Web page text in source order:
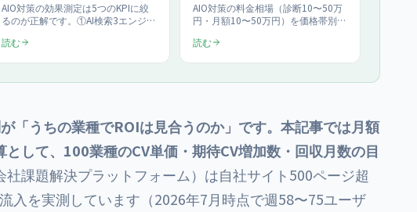
ンチマーク【2026】
AIO対策の効果測定は5つのKPIに絞
るのが正解です。①AI検索3エンジン
ア ③GSCのAI Overview経由クリッ
Radar・Search Console・GA4・
レポートの雛形まで解説します。
読む
ク10項目
AIO対策の料金相場（診断10〜50万
円・月額10〜50万円）を価格帯別に
を解説。当社は診断10万円・月額25
AIで運用する実測経験に基づき、費
読む
「うちの業種でROIは見合うのか」です。本記事では月額
して、100業種のCV単価・期待CV増加数・回収月数の目
社課題解決プラットフォーム）は自社サイト500ページ超
入を実測しています（2026年7月時点で週58〜75ユーザ